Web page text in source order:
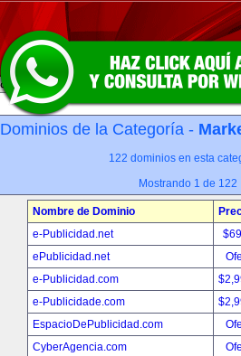
Dominios de la Categoría -
122 dominios en esta
Mostrando 1 de 122
Nombre de Dominio
e-Publicidad.net
ePublicidad.net
e-Publicidad.com
e-Publicidade.com
EspacioDePublicidad.com
CyberAgencia.com